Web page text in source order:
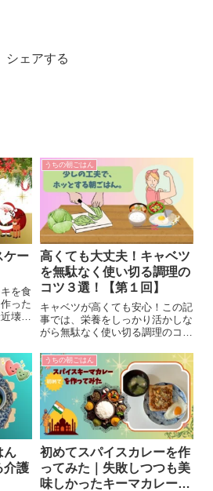
シェアする
ケー
を食
った
壊れ
うちの朝ごはん
高くても大丈夫！キャベツ
を無駄なく使い切る調理の
コツ３選！【第１回】
キャベツが高くても安心！この記
事では、栄養をしっかり活かしな
がら無駄なく使い切る調理のコツ
性など、日々のごはんに役立つ簡
単テクをやさしく解説します。
ん
介護
うちの朝ごはん
初めてスパイスカレーを作
ってみた｜失敗しつつも美
味しかったキーマカレー体